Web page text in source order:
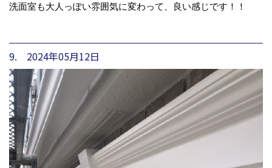
洗面室も大人っぽい雰囲気に変わって、良い感じです！！
9. 2024年05月12日